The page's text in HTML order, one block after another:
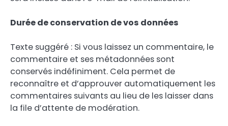
Durée de conservation de vos données
Texte suggéré : Si vous laissez un commentaire, le
commentaire et ses métadonnées sont
conservés indéfiniment. Cela permet de
reconnaître et d’approuver automatiquement les
commentaires suivants au lieu de les laisser dans
la file d’attente de modération.